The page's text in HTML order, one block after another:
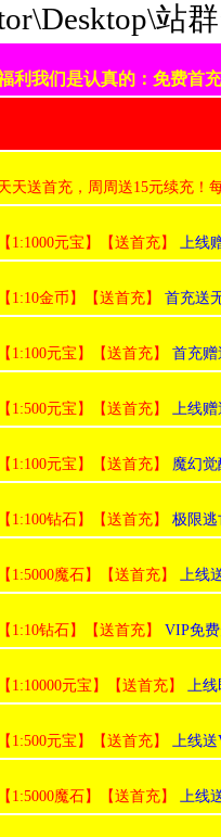
站
福利我们是认真的：免费首
天送首充，周周送15元续充！
【1:1000元宝】【送首充】 上线
【1:10金币】【送首充】 首充送
【1:100元宝】【送首充】 首充
【1:500元宝】【送首充】 上线赠
【1:100元宝】【送首充】 魔幻
【1:100钻石】【送首充】 极限逃
【1:5000魔石】【送首充】 上线
【1:10钻石】【送首充】 VIP免
【1:10000元宝】【送首充】 上线
【1:500元宝】【送首充】 上线送
【1:5000魔石】【送首充】 上线